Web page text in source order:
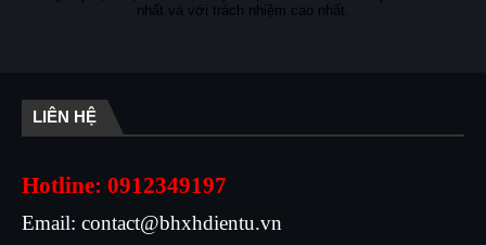
nhất và với trách nhiệm cao nhất.
LIÊN HỆ
Hotline: 0912349197
Email: contact@bhxhdientu.vn